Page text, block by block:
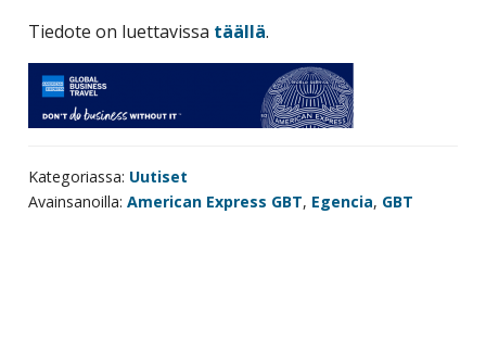
edistää
hyvää
ja
kustannus­
matka-
ja
Tiedote on luettavissa täällä.
Kategoriassa: Uutiset
Avainsanoilla: American Express GBT, Egencia, GBT